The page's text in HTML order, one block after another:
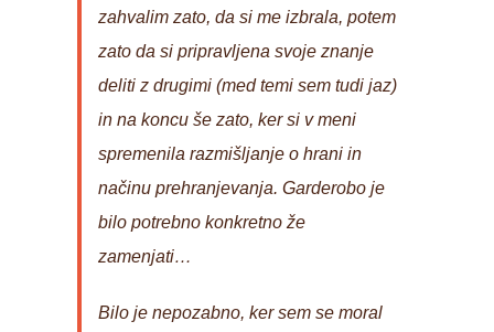
zahvalim zato, da si me izbrala, potem
zato da si pripravljena svoje znanje
deliti z drugimi (med temi sem tudi jaz)
in na koncu še zato, ker si v meni
spremenila razmišljanje o hrani in
načinu prehranjevanja. Garderobo je
bilo potrebno konkretno že
zamenjati…
Bilo je nepozabno, ker sem se moral